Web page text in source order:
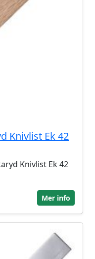
Knivlist Ek 42
Knivlist Ek 42
Mer info